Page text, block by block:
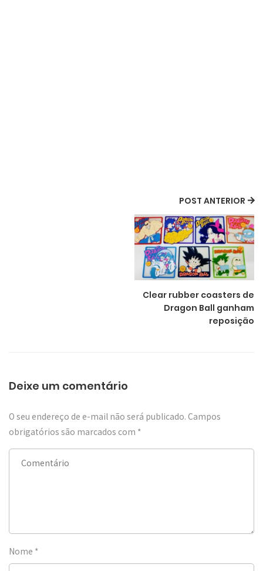
POST ANTERIOR
Clear rubber coasters de
Dragon Ball ganham
reposição
Deixe um comentário
O seu endereço de e-mail não será publicado. Campos
obrigatórios são marcados com *
Nome *